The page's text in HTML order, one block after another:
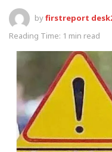
byfirstreport
Reading Time: 1 min read